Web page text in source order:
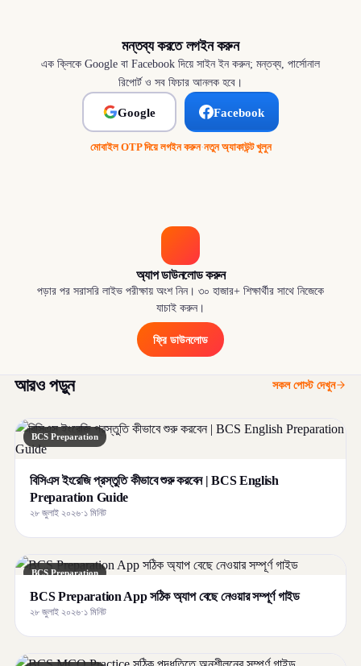
মন্তব্য করতে লগইন করুন
এক ক্লিকে Google বা Facebook দিয়ে সাইন ইন করুন; মন্তব্য, পার্সোনাল
রিপোর্ট ও সব ফিচার আনলক হবে।
Google Facebook
মোবাইল OTP দিয়ে লগইন করুন·নতুন অ্যাকাউন্ট খুলুন
অ্যাপ ডাউনলোড করুন
পড়ার পর সরাসরি লাইভ পরীক্ষায় অংশ নিন। ৩০ হাজার+ শিক্ষার্থীর সাথে নিজেকে
যাচাই করুন।
ফ্রি ডাউনলোড
আরও পড়ুন সকল পোস্ট দেখুন
BCS Preparation
বিসিএস ইংরেজি প্রস্তুতি কীভাবে শুরু করবেন | BCS English
Preparation Guide
২৮ জুলাই ২০২৬·১ মিনিট
BCS Preparation
BCS Preparation App সঠিক অ্যাপ বেছে নেওয়ার সম্পূর্ণ গাইড
২৮ জুলাই ২০২৬·১ মিনিট